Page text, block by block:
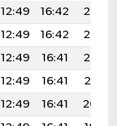
12:49 16:42
20:03
12:49 16:42
20:02
12:49 16:41
20:02
12:49 16:41
20:01
12:49 16:41
20:00